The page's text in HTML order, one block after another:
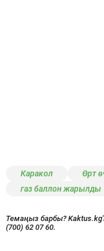
Каракол Өрт
газ баллон жарылды
Темаңыз барбы?
(700) 62 07 60.